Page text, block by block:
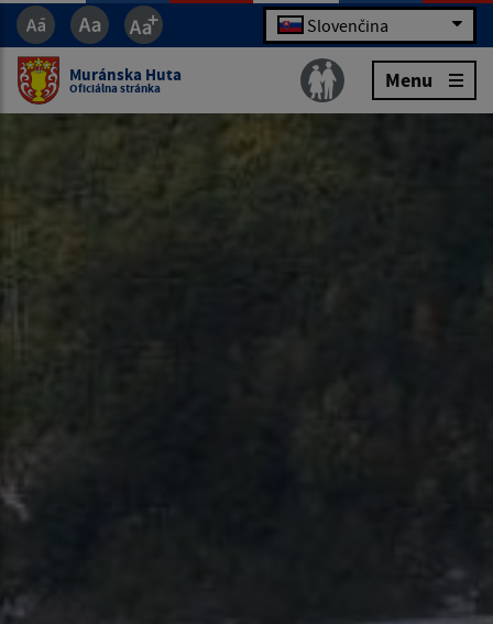
Slovenčina
Muránska Huta
Oficiálna stránka Menu